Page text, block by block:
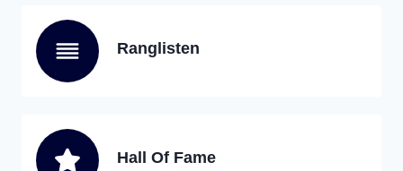
Ranglisten
Hall Of Fame